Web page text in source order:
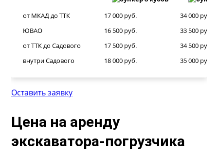
от МКАД до ТТК 17 000 руб.
34 000 руб.
ЮВАО
16 500 руб.
33 500 руб.
от ТТК до Садового
17 500 руб.
34 500 руб.
внутри Садового
18 000 руб. 35 000 руб.
Оставить заявку
Цена на аренду
экскаватора-погрузчика